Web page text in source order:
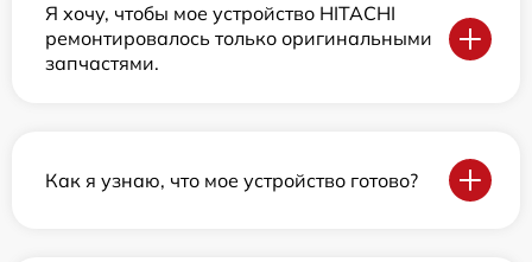
Я хочу, чтобы мое устройство HITACHI
ремонтировалось только оригинальными
запчастями.
Как я узнаю, что мое устройство готово?